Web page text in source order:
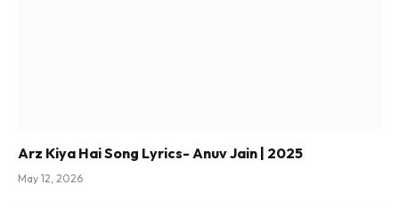
Arz Kiya Hai Song Lyrics- Anuv Jain | 2025
May 12, 2026